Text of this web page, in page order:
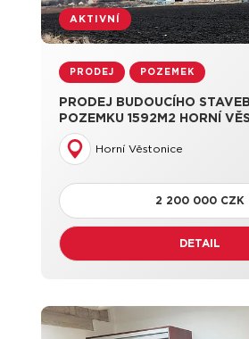
AKTIVNÍ
PRODEJ POZEMEK
PRODEJ BUDOUCÍHO
POZEMKU 1592M2 HORNÍ
Horní Věstonice
2 200 000 CZK
DETAIL